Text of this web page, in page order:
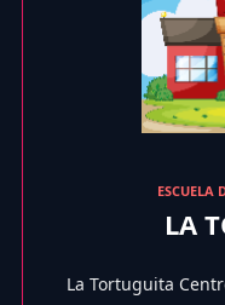
ESCUELA
LA
La Tortuguita